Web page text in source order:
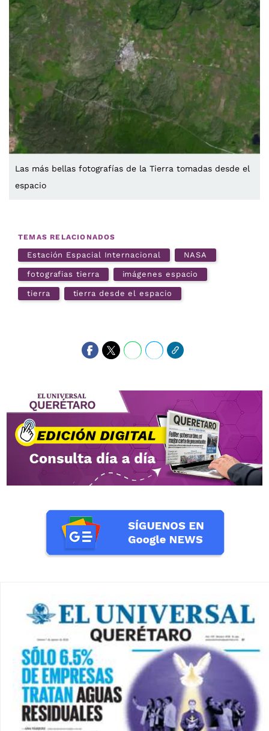
Las más bellas fotografías de la Tierra tomadas desde el
espacio
TEMAS RELACIONADOS
Estación Espacial Internacional NASA
fotografias tierra imágenes espacio
tierra tierra desde el espacio